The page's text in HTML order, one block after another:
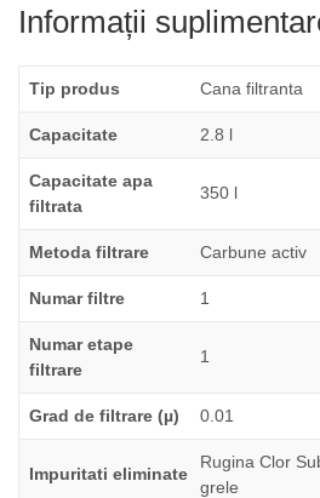
Informații
Tip produs Cana filtranta
Capacitate 2.8 l
Capacitate apa
filtrata
350 l
Metoda filtrare Carbune activ
Numar filtre 1
Numar etape
filtrare
1
Grad de filtrare (µ) 0.01
Impuritati eliminate
Rugina Clor
grele